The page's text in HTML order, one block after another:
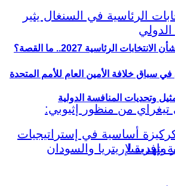
الرئاسية 2027.. ما القصة؟
في سباق خلافة الأمين العام للأمم المتحدة
وتحديات المنافسة الدولية